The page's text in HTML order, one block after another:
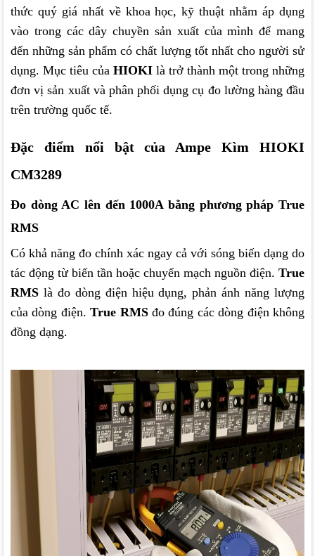
thức quý giá nhất về khoa học, kỹ thuật nhằm áp dụng
vào trong các dây chuyền sản xuất của mình để mang
đến những sản phẩm có chất lượng tốt nhất cho người sử
dụng. Mục tiêu của HIOKI là trở thành một trong những
đơn vị sản xuất và phân phối dụng cụ đo lường hàng đầu
trên trường quốc tế.
Đặc điểm nổi bật của Ampe Kìm HIOKI
CM3289
Đo dòng AC lên đến 1000A bằng phương pháp True
RMS
Có khả năng đo chính xác ngay cả với sóng biến dạng do
tác động từ biến tần hoặc chuyển mạch nguồn điện. True
RMS là đo dòng điện hiệu dụng, phản ánh năng lượng
của dòng điện.True RMSđo đúng các dòng điện không
đồng dạng.